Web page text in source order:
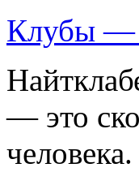
Клубы —
— это
человека.